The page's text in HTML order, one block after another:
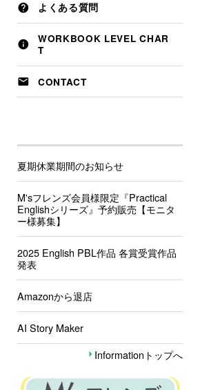
よくある質問
WORKBOOK LEVEL CHAR
T
CONTACT
夏期休業期間のお知らせ
M'sフレンズ会員様限定『Practical
Englishシリーズ』予約販売【モニタ
ー様募集】
2025 English PBL作品 各賞受賞作品
発表
Amazonから退店
AI Story Maker
Informationトップへ